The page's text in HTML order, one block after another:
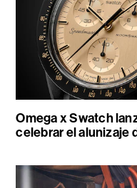
Omega x Swatch
celebrar el alunizaje